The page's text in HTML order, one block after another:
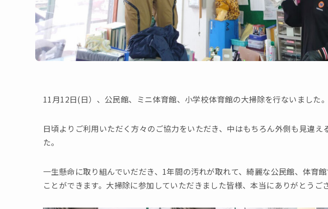
11月12日(日）、公民館、ミニ体育館、小学校体育館の大掃除を行ないました。
日頃よりご利用いただく方々のご協力をいただき、中はもちろん外側も見違え
た。
一生懸命に取り組んでいだだき、1年間の汚れが取れて、綺麗な公民館、体育
ことができます。大掃除に参加していただきました皆様、本当にありがとうご